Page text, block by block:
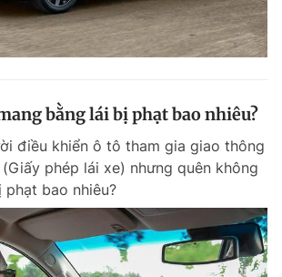
bằng lái bị phạt bao nhiêu?
điều khiển ô tô tham gia giao thông
phép lái xe) nhưng quên không
bao nhiêu?